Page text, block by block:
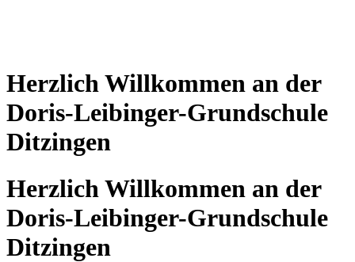
Herzlich Willkommen an der
Doris-Leibinger-Grundschule
Ditzingen
Herzlich Willkommen an der
Doris-Leibinger-Grundschule
Ditzingen